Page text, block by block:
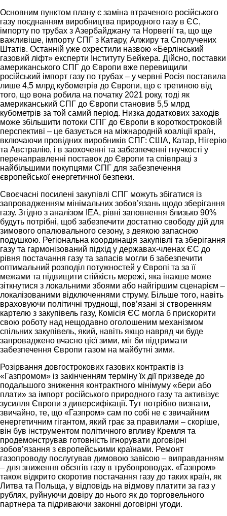
Основним пунктом плану є заміна втраченого російського
газу поєднанням виробництва природного газу в ЄС,
імпорту по трубах з Азербайджану та Норвегії та, що ще
важливіше, імпорту СПГ з Катару, Алжиру та Сполучених
Штатів. Останній уже охрестили назвою «Берлінський
газовий ліфт» експерти Інституту Бейкера. Дійсно, поставки
американського СПГ до Європи вже перевищили
російський імпорт газу по трубах – у червні Росія поставила
лише 4,5 млрд кубометрів до Європи, що є третиною від
того, що вона робила на початку 2021 року, тоді як
американський СПГ до Європи становив 5,5 млрд
кубометрів за той самий період. Низка додаткових заходів
може збільшити потоки СПГ до Європи в короткостроковій
перспективі – це базується на міжнародній коаліції країн,
включаючи провідних виробників СПГ: США, Катар, Нігерію
та Австралію, і в заохоченні та забезпеченні гнучкості у
перенаправленні поставок до Європи та співпраці з
найбільшими покупцями СПГ для забезпечення
європейської енергетичної безпеки.
Своєчасні посилені закупівлі СПГ можуть збігатися із
запровадженням мінімальних зобов’язань щодо зберігання
газу. Згідно з аналізом IEA, рівні заповнення близько 90%
будуть потрібні, щоб забезпечити достатню свободу дій для
зимового опалювального сезону, з деякою запасною
подушкою. Регіональна координація закупівлі та зберігання
газу та гармонізований підхід у державах-членах ЄС до
рівня постачання газу та запасів могли б забезпечити
оптимальний розподіл потужностей у Європі та за її
межами та підвищити стійкість мережі, яка інакше може
зіткнутися з локальними збоями або найгіршим сценарієм –
локалізованими відключеннями струму. Більше того, навіть
враховуючи політичні труднощі, пов’язані зі створенням
картелю з закупівель газу, Комісія ЄС могла б прискорити
свою роботу над нещодавно оголошеним механізмом
спільних закупівель, який, навіть якщо навряд чи буде
запроваджено вчасно цієї зими, міг би підтримати
забезпечення Європи газом на майбутні зими.
Розірвання довгострокових газових контрактів із
«Газпромом» із закінченням терміну їх дії призведе до
подальшого зниження контрактного мінімуму «бери або
плати» за імпорт російського природного газу та активізує
зусилля Європи з диверсифікації. Тут потрібно визнати,
звичайно, те, що «Газпром» сам по собі не є звичайним
енергетичним гігантом, який грає за правилами – скоріше,
він був інструментом політичного впливу Кремля та
продемонстрував готовність ігнорувати договірні
зобов’язання з європейськими країнами. Ремонт
газопроводу послугував димовою завісою – виправданням
– для зниження обсягів газу в трубопроводах. «Газпром»
також відкрито скоротив постачання газу до таких країн, як
Литва та Польща, у відповідь на відмову платити за газ у
рублях, руйнуючи довіру до нього як до торговельного
партнера та підриваючи законні договірні угоди.